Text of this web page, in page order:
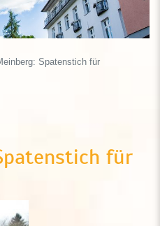
Spatenstich für
für